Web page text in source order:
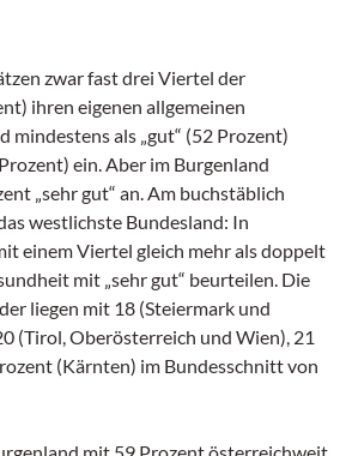
zwar fast drei Viertel der
ihren eigenen allgemeinen
mindestens als „gut“ (52 Prozent)
ein. Aber im Burgenland
„sehr gut“ an. Am buchstäblich
westlichste Bundesland: In
einem Viertel gleich mehr als doppelt
mit „sehr gut“ beurteilen. Die
liegen mit 18 (Steiermark und
(Tirol, Oberösterreich und Wien), 21
(Kärnten) im Bundesschnitt von